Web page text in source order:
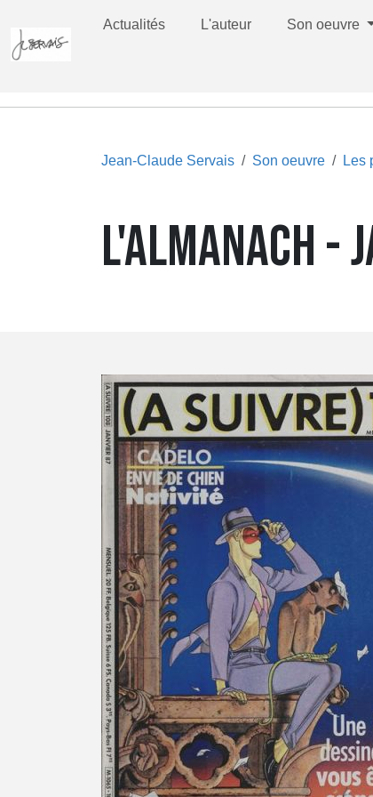
Actualités L'auteur Son oeuvre
Jean-Claude Servais Son oeuvre Les
L'ALMANACH -